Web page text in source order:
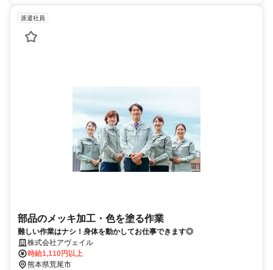
派遣社員
部品のメッキ加工・色を塗る作業
難しい作業はナシ！身体を動かしてお仕事できます◎
株式会社アヴェイル
時給1,110円以上
熊本県荒尾市